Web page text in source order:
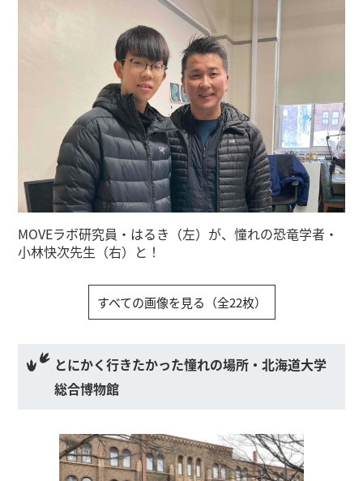
MOVEラボ研究員・はるき（左）が、憧れの恐竜学者・
小林快次先生（右）と！
すべての画像を見る（全22枚）
とにかく行きたかった憧れの場所・北海道大学
総合博物館